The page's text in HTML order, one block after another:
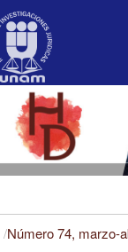
/Número 74, marzo-